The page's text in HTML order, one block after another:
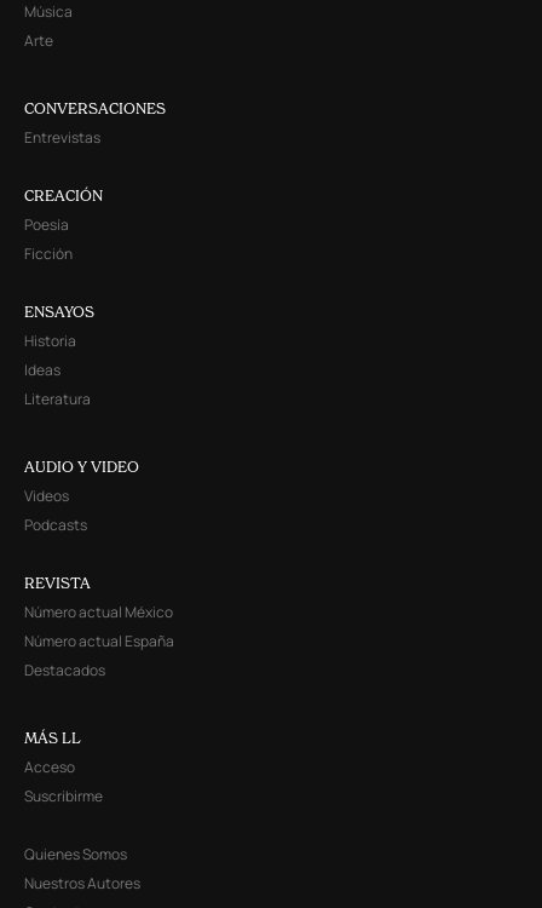
Música
Arte
CONVERSACIONES
Entrevistas
CREACIÓN
Poesía
Ficción
ENSAYOS
Historia
Ideas
Literatura
AUDIO Y VIDEO
Videos
Podcasts
REVISTA
Número actual México
Número actual España
Destacados
MÁS LL
Acceso
Suscribirme
Quienes Somos
Nuestros Autores